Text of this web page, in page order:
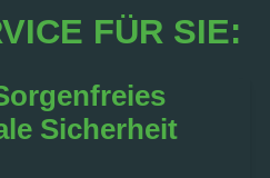
FÜR SIE:
Sicherheit